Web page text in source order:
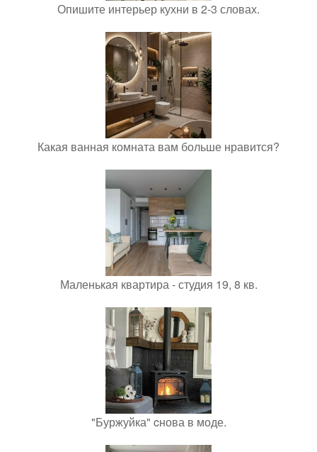
Опишите интерьер кухни в 2-3 словах.
Какая ванная комната вам больше нравится?
Маленькая квартира - студия 19, 8 кв.
"Буржуйка" cнова в моде.